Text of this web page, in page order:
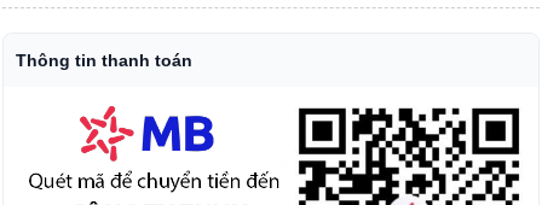
Thông tin thanh toán